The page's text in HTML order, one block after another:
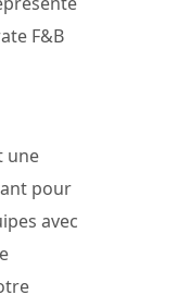
F&B
une
pour
avec